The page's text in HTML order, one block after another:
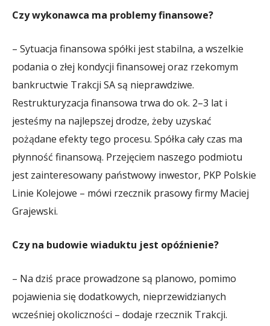
Czy wykonawca ma problemy finansowe?
– Sytuacja finansowa spółki jest stabilna, a wszelkie
podania o złej kondycji finansowej oraz rzekomym
bankructwie Trakcji SA są nieprawdziwe.
Restrukturyzacja finansowa trwa do ok. 2–3 lat i
jesteśmy na najlepszej drodze, żeby uzyskać
pożądane efekty tego procesu. Spółka cały czas ma
płynność finansową. Przejęciem naszego podmiotu
jest zainteresowany państwowy inwestor, PKP Polskie
Linie Kolejowe – mówi rzecznik prasowy firmy Maciej
Grajewski.
Czy na budowie wiaduktu jest opóźnienie?
– Na dziś prace prowadzone są planowo, pomimo
pojawienia się dodatkowych, nieprzewidzianych
wcześniej okoliczności – dodaje rzecznik Trakcji.